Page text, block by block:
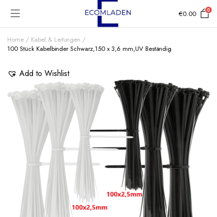
€0.00 0
Home
Kabel & Leitungen
100 Stück Kabelbinder Schwarz,150 x 3,6 mm,UV Beständig
Add to Wishlist